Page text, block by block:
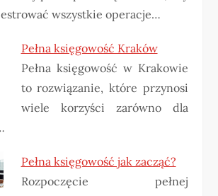
wszystkie operacje…
Pełna księgowość Kraków
Pełna księgowość w Krakowie
to rozwiązanie, które przynosi
wiele korzyści zarówno dla
Pełna księgowość jak zacząć?
Rozpoczęcie pełnej